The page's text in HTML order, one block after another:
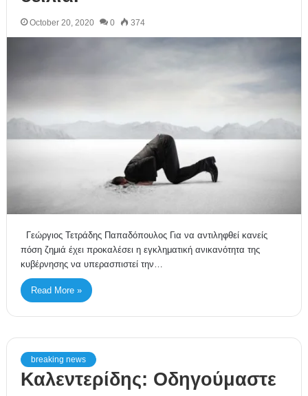
October 20, 2020 0 374
Γεώργιος Τετράδης Παπαδόπουλος Για να αντιληφθεί κανείς
πόση ζημιά έχει προκαλέσει η εγκληματική ανικανότητα της
κυβέρνησης να υπερασπιστεί την…
Read More »
breaking news
Καλεντερίδης: Οδηγούμαστε